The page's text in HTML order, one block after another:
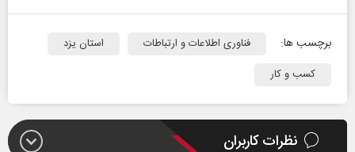
برچسب ها: فناوری اطلاعات و ارتباطات
استان یزد
کسب و کار
نظرات کاربران